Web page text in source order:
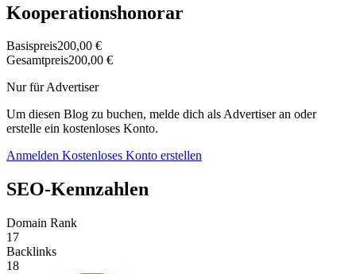
Kooperationshonorar
Basispreis200,00 €
Gesamtpreis200,00 €
Nur für Advertiser
Um diesen Blog zu buchen, melde dich als Advertiser an oder
erstelle ein kostenloses Konto.
Anmelden Kostenloses Konto erstellen
SEO-Kennzahlen
Domain Rank
17
Backlinks
18